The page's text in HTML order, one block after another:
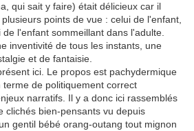
qui sait y faire) était délicieux car il
points de vue : celui de l'enfant,
l'enfant sommeillant dans l'adulte.
inventivité de tous les instants, une
et de fantaisie.
ici. Le propos est pachydermique
de politiquement correct
narratifs. Il y a donc ici rassemblés
clichés bien-pensants vu depuis
gentil bébé orang-outang tout mignon